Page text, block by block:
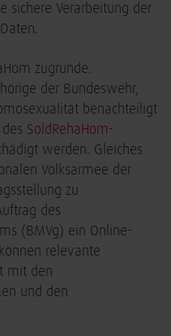
sichere Verarbeitung der
zugrunde.
der Bundeswehr,
benachteiligt
SoldRehaHom-
werden. Gleiches
Volksarmee der
zu
des
(BMVg) ein Online-
relevante
mit den
und den